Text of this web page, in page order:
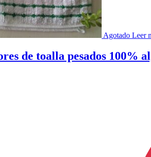
Agotado Leer
de toalla pesados 100%